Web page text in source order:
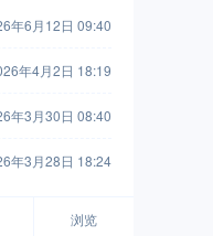
年6月12日 09:40
年4月2日 18:19
年3月30日 08:40
年3月28日 18:24
浏览